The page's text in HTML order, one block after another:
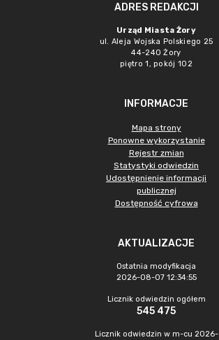
ADRES REDAKCJI
Urząd Miasta Żory
ul. Aleja Wojska Polskiego 25
44-240 Żory
piętro 1, pokój 102
INFORMACJE
Mapa strony
Ponowne wykorzystanie
Rejestr zmian
Statystyki odwiedzin
Udostępnienie informacji
publicznej
Dostępność cyfrowa
AKTUALIZACJE
Ostatnia modyfikacja
2026-08-07 12:34:55
Licznik odwiedzin ogółem
545 475
Licznik odwiedzin w m-cu 2026-